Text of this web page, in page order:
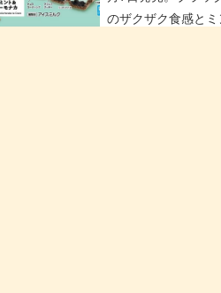
のザクザク食感と